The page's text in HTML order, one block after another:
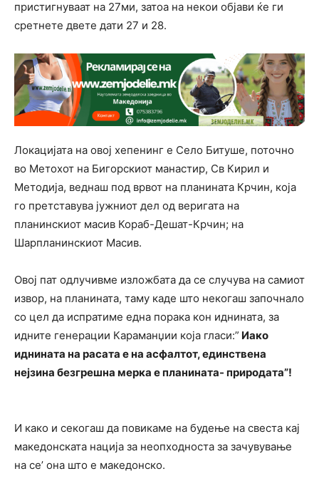
пристигнуваат на 27ми, затоа на некои објави ќе ги
сретнете двете дати 27 и 28.
Локацијата на овој хепенинг е Село Битуше, поточно
во Метохот на Бигорскиот манастир, Св Кирил и
Методија, веднаш под врвот на планината Крчин, која
го претставува јужниот дел од веригата на
планинскиот масив Кораб-Дешат-Крчин; на
Шарпланинскиот Масив.
Овој пат одлучивме изложбата да се случува на самиот
извор, на планината, таму каде што некогаш започнало
со цел да испратиме една порака кон иднината, за
идните генерации Караманџии која гласи:” Иако
иднината на расата е на асфалтот, единствена
нејзина безгрешна мерка е планината- природата”!
И како и секогаш да повикаме на будење на свеста кај
македонската нација за неопходноста за зачувување
на се’ она што е македонско.